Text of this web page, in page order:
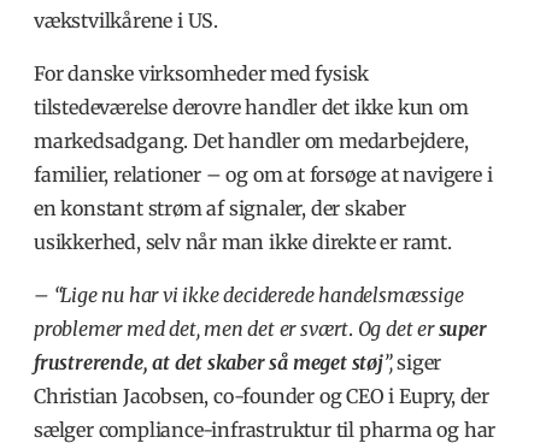
vækstvilkårene i US.
For danske virksomheder med fysisk
tilstedeværelse derovre handler det ikke kun om
markedsadgang. Det handler om medarbejdere,
familier, relationer – og om at forsøge at navigere i
en konstant strøm af signaler, der skaber
usikkerhed, selv når man ikke direkte er ramt.
– “Lige nu har vi ikke deciderede handelsmæssige
problemer med det, men det er svært. Og det ersuper
frustrerende, at det skaber så meget støj”,siger
Christian Jacobsen, co-founder og CEO i Eupry, der
sælger compliance-infrastruktur til pharma og har